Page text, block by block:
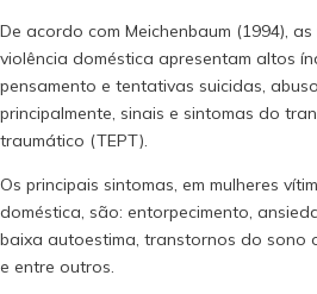
De acordo com Meichenbaum (1994),
violência doméstica apresentam altos
pensamento e tentativas suicidas,
principalmente, sinais e sintomas do
traumático (TEPT).
Os principais sintomas, em mulheres
doméstica, são: entorpecimento,
baixa autoestima, transtornos do sono
e entre outros.